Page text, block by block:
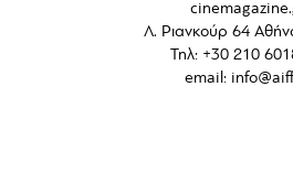
Λ. Ριανκούρ 64
Τηλ: +30 210
email: